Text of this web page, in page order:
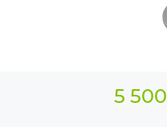
5 500